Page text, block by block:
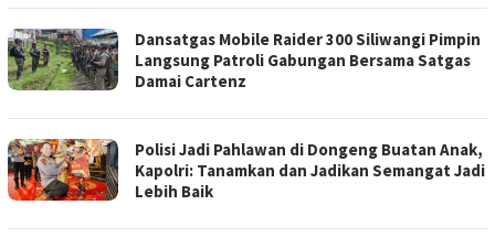
Dansatgas Mobile Raider 300 Siliwangi Pimpin
Langsung Patroli Gabungan Bersama Satgas
Damai Cartenz
Polisi Jadi Pahlawan di Dongeng Buatan Anak,
Kapolri: Tanamkan dan Jadikan Semangat Jadi
Lebih Baik